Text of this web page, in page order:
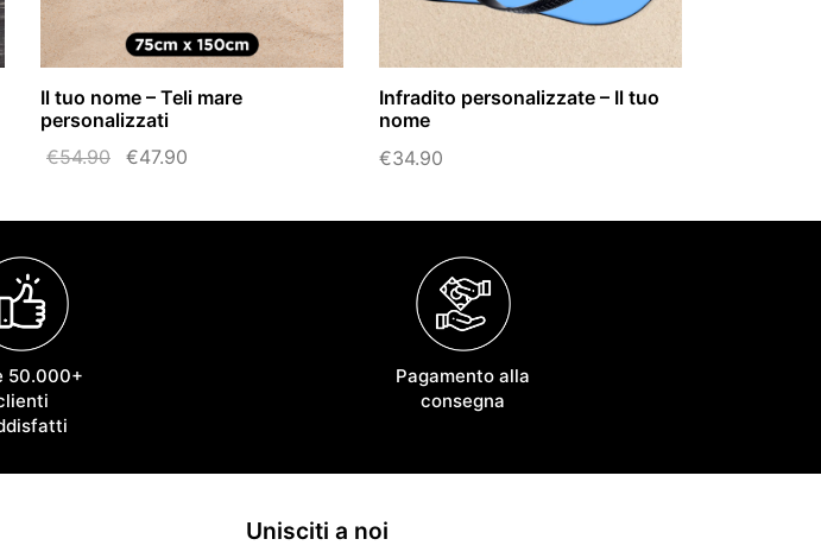
Il tuo nome – Teli mare
personalizzati
€54.90
Il
originale
€47.90
attuale
Infradito personalizzate – Il tuo
nome
€34.90
50.000+
Pagamento alla
consegna
Unisciti a noi